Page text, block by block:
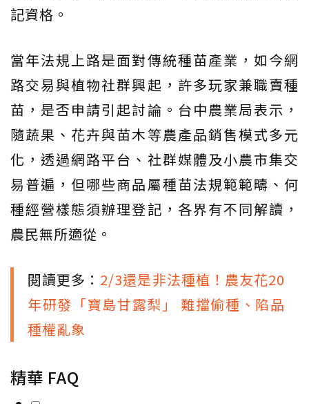
記資格。
當年法規上路是面對傳統種苗產業，如今網
路交易與植物社群興起，許多玩家兼職賣種
苗，是否申請引起討論。台中農業局表示，
隨蔬果、花卉與苗木等農產品銷售模式多元
化，透過網路平台、社群媒體及小農市集交
易普遍，但哪些商品屬種苗法規範範疇、何
種經營樣態須辦理登記，各界有不同解讀，
農民無所適從。
閱讀更多： 2/3還是非法種植！農友花20
年研發「寶島甘露梨」 難擋偷種、陷品
種權亂象
精華 FAQ